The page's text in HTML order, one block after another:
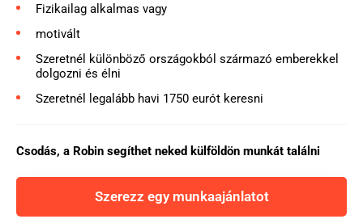
Fizikailag alkalmas vagy
motivált
Szeretnél különböző országokból származó emberekkel
dolgozni és élni
Szeretnél legalább havi 1750 eurót keresni
Csodás, a Robin segíthet neked külföldön munkát találni
Szerezz egy munkaajánlatot